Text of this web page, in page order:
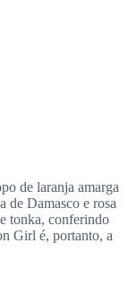
de laranja amarga
de Damasco e rosa
tonka, conferindo
Girl é, portanto, a